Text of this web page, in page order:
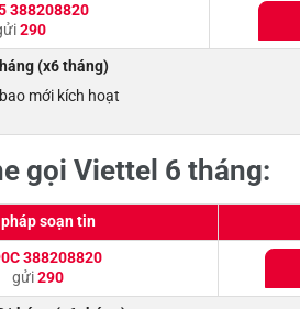
388208820
290
(x6 tháng)
mới kích hoạt
gọi Viettel 6 tháng:
soạn tin
388208820
gửi290